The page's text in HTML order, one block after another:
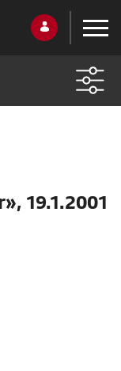
19.1.2001